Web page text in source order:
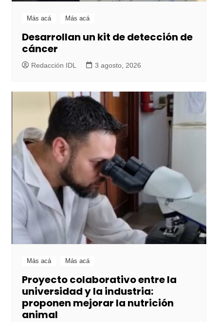
Más acá Más acá
Desarrollan un kit de detección de
cáncer
Redacción IDL 3 agosto, 2026
Más acá Más acá
Proyecto colaborativo entre la
universidad y la industria:
proponen mejorar la nutrición
animal